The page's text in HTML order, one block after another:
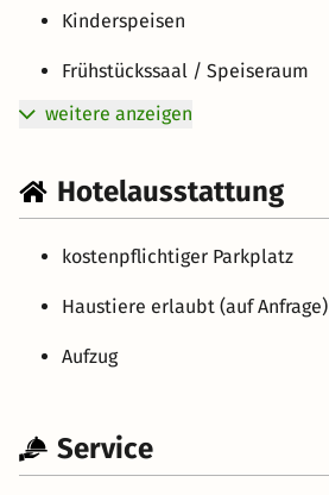
Kinderspeisen
Frühstückssaal / Speiseraum
weitere anzeigen
Hotelausstattung
kostenpflichtiger Parkplatz
Haustiere erlaubt (auf Anfrage)
Aufzug
Service